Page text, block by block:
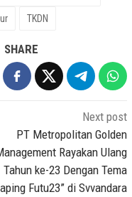
TKDN
SHARE
Next post
PT Metropolitan Golden
Rayakan Ulang
Tahun ke-23 Dengan Tema
Futu23” di Svvandara